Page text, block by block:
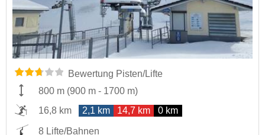
Bewertung Pisten/Lifte
800 m (900 m - 1700 m)
16,8 km
2,1 km 14,7 km 0 km
8 Lifte/Bahnen